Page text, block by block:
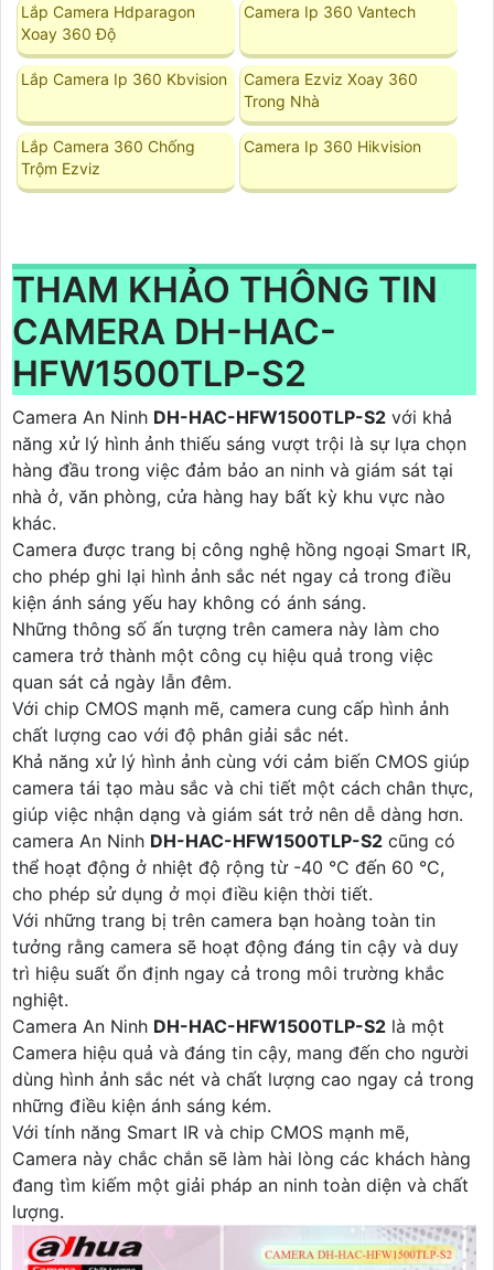
Lắp Camera Hdparagon
Xoay 360 Độ
Camera Ip 360 Vantech
Lắp Camera Ip 360 Kbvision
Camera Ezviz Xoay 360
Trong Nhà
Lắp Camera 360 Chống
Trộm Ezviz
Camera Ip 360 Hikvision
THAM KHẢO THÔNG TIN
CAMERA DH-HAC-
HFW1500TLP-S2
Camera An Ninh DH-HAC-HFW1500TLP-S2 với khả
năng xử lý hình ảnh thiếu sáng vượt trội là sự lựa chọn
hàng đầu trong việc đảm bảo an ninh và giám sát tại
nhà ở, văn phòng, cửa hàng hay bất kỳ khu vực nào
khác.
Camera được trang bị công nghệ hồng ngoại Smart IR,
cho phép ghi lại hình ảnh sắc nét ngay cả trong điều
kiện ánh sáng yếu hay không có ánh sáng.
Những thông số ấn tượng trên camera này làm cho
camera trở thành một công cụ hiệu quả trong việc
quan sát cả ngày lẫn đêm.
Với chip CMOS mạnh mẽ, camera cung cấp hình ảnh
chất lượng cao với độ phân giải sắc nét.
Khả năng xử lý hình ảnh cùng với cảm biến CMOS giúp
camera tái tạo màu sắc và chi tiết một cách chân thực,
giúp việc nhận dạng và giám sát trở nên dễ dàng hơn.
camera An Ninh DH-HAC-HFW1500TLP-S2 cũng có
thể hoạt động ở nhiệt độ rộng từ -40 °C đến 60 °C,
cho phép sử dụng ở mọi điều kiện thời tiết.
Với những trang bị trên camera bạn hoàng toàn tin
tưởng rằng camera sẽ hoạt động đáng tin cậy và duy
trì hiệu suất ổn định ngay cả trong môi trường khắc
nghiệt.
Camera An Ninh DH-HAC-HFW1500TLP-S2 là một
Camera hiệu quả và đáng tin cậy, mang đến cho người
dùng hình ảnh sắc nét và chất lượng cao ngay cả trong
những điều kiện ánh sáng kém.
Với tính năng Smart IR và chip CMOS mạnh mẽ,
Camera này chắc chắn sẽ làm hài lòng các khách hàng
đang tìm kiếm một giải pháp an ninh toàn diện và chất
lượng.